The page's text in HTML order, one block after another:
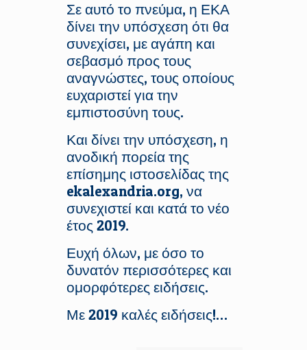
Σε αυτό το πνεύμα, η ΕΚΑ
δίνει την υπόσχεση ότι θα
συνεχίσει, με αγάπη και
σεβασμό προς τους
αναγνώστες, τους οποίους
ευχαριστεί για την
εμπιστοσύνη τους.
Και δίνει την υπόσχεση, η
ανοδική πορεία της
επίσημης ιστοσελίδας της
ekalexandria.org, να
συνεχιστεί και κατά το νέο
έτος 2019.
Ευχή όλων, με όσο το
δυνατόν περισσότερες και
ομορφότερες ειδήσεις.
Με 2019 καλές ειδήσεις!…